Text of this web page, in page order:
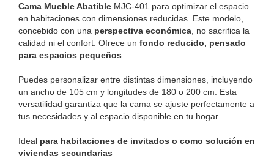
Cama Mueble Abatible MJC-401 para optimizar el espacio
en habitaciones con dimensiones reducidas. Este modelo,
concebido con una perspectiva económica, no sacrifica la
calidad ni el confort. Ofrece un fondo reducido, pensado
para espacios pequeños.
Puedes personalizar entre distintas dimensiones, incluyendo
un ancho de 105 cm y longitudes de 180 o 200 cm. Esta
versatilidad garantiza que la cama se ajuste perfectamente a
tus necesidades y al espacio disponible en tu hogar.
Ideal para habitaciones de invitados o como solución en
viviendas secundarias